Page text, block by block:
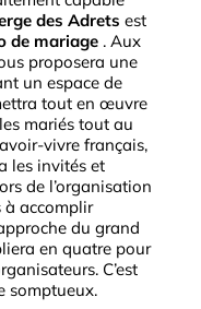
des Adrets est
de mariage. Aux
proposera une
un espace de
tout en œuvre
mariés tout au
vivre français,
les invités et
de l’organisation
à accomplir
du grand
en quatre pour
C’est
somptueux.